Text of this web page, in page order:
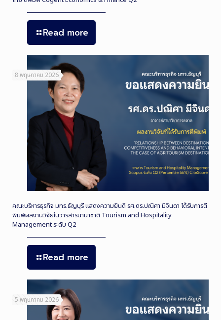
Read more
8 พฤษภาคม 2026
คณะบริหารธุรกิจ มทร.ธัญบุรี แสดงความยินดี รศ.ดร.ปณิศา มีจินดา ได้รับการตี
พิมพ์ผลงานวิจัยในวารสารนานาชาติ Tourism and Hospitality
Management ระดับ Q2
Read more
5 พฤษภาคม 2026